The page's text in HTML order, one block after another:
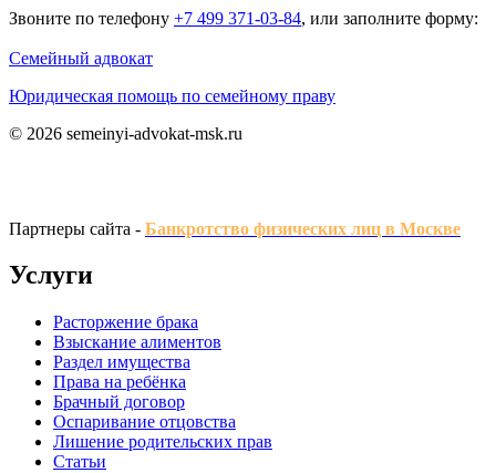
Звоните по телефону +7 499 371-03-84, или заполните форму:
Семейный адвокат
Юридическая помощь по семейному праву
© 2026 semeinyi-advokat-msk.ru
Партнеры сайта - Банкротство физических лиц в Москве
Услуги
Расторжение брака
Взыскание алиментов
Раздел имущества
Права на ребёнка
Брачный договор
Оспаривание отцовства
Лишение родительских прав
Статьи